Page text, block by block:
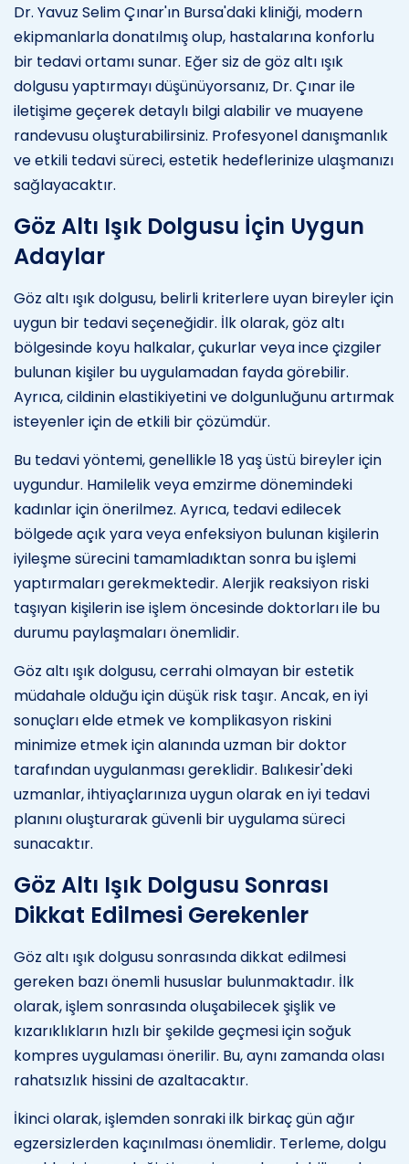
Dr. Yavuz Selim Çınar'ın Bursa'daki kliniği, modern
ekipmanlarla donatılmış olup, hastalarına konforlu
bir tedavi ortamı sunar. Eğer siz de göz altı ışık
dolgusu yaptırmayı düşünüyorsanız, Dr. Çınar ile
iletişime geçerek detaylı bilgi alabilir ve muayene
randevusu oluşturabilirsiniz. Profesyonel danışmanlık
ve etkili tedavi süreci, estetik hedeflerinize ulaşmanızı
sağlayacaktır.
Göz Altı Işık Dolgusu İçin Uygun
Adaylar
Göz altı ışık dolgusu, belirli kriterlere uyan bireyler için
uygun bir tedavi seçeneğidir. İlk olarak, göz altı
bölgesinde koyu halkalar, çukurlar veya ince çizgiler
bulunan kişiler bu uygulamadan fayda görebilir.
Ayrıca, cildinin elastikiyetini ve dolgunluğunu artırmak
isteyenler için de etkili bir çözümdür.
Bu tedavi yöntemi, genellikle 18 yaş üstü bireyler için
uygundur. Hamilelik veya emzirme dönemindeki
kadınlar için önerilmez. Ayrıca, tedavi edilecek
bölgede açık yara veya enfeksiyon bulunan kişilerin
iyileşme sürecini tamamladıktan sonra bu işlemi
yaptırmaları gerekmektedir. Alerjik reaksiyon riski
taşıyan kişilerin ise işlem öncesinde doktorları ile bu
durumu paylaşmaları önemlidir.
Göz altı ışık dolgusu, cerrahi olmayan bir estetik
müdahale olduğu için düşük risk taşır. Ancak, en iyi
sonuçları elde etmek ve komplikasyon riskini
minimize etmek için alanında uzman bir doktor
tarafından uygulanması gereklidir. Balıkesir'deki
uzmanlar, ihtiyaçlarınıza uygun olarak en iyi tedavi
planını oluşturarak güvenli bir uygulama süreci
sunacaktır.
Göz Altı Işık Dolgusu Sonrası
Dikkat Edilmesi Gerekenler
Göz altı ışık dolgusu sonrasında dikkat edilmesi
gereken bazı önemli hususlar bulunmaktadır. İlk
olarak, işlem sonrasında oluşabilecek şişlik ve
kızarıklıkların hızlı bir şekilde geçmesi için soğuk
kompres uygulaması önerilir. Bu, aynı zamanda olası
rahatsızlık hissini de azaltacaktır.
İkinci olarak, işlemden sonraki ilk birkaç gün ağır
egzersizlerden kaçınılması önemlidir. Terleme, dolgu